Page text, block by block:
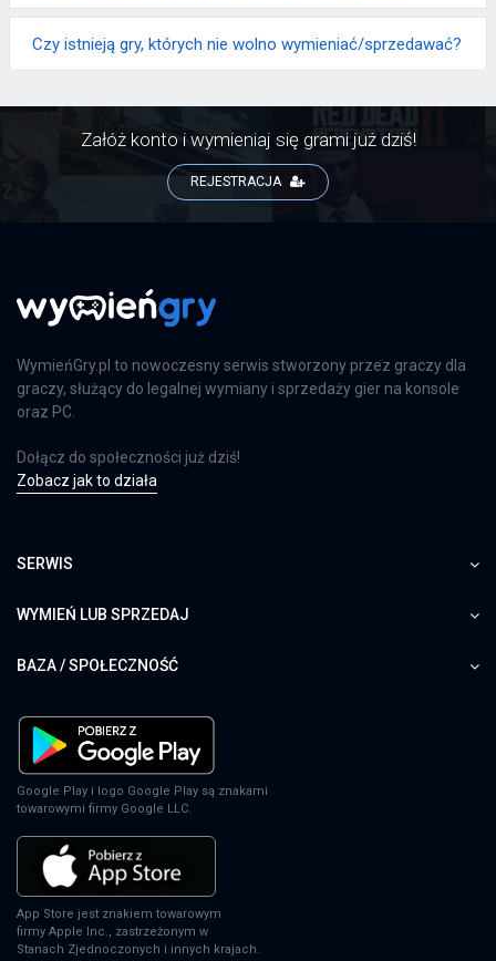
Czy istnieją gry, których nie wolno wymieniać/sprzedawać?
Załóż konto i wymieniaj się grami już dziś!
REJESTRACJA
WymieńGry.pl to nowoczesny serwis stworzony przez graczy dla
graczy, służący do legalnej wymiany i sprzedaży gier na konsole
oraz PC.
Dołącz do społeczności już dziś!
Zobacz jak to działa
SERWIS
WYMIEŃ LUB SPRZEDAJ
BAZA / SPOŁECZNOŚĆ
Google Play i logo Google Play są znakami
towarowymi firmy Google LLC.
App Store jest znakiem towarowym
firmy Apple Inc., zastrzeżonym w
Stanach Zjednoczonych i innych krajach.